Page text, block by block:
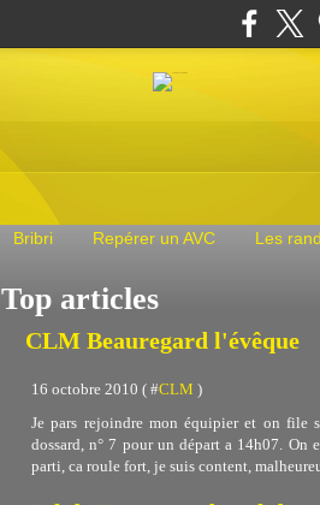
Bribri Repérer un AVC Les
Top articles
CLM Beauregard l'évêque
16 octobre 2010 ( #CLM )
Je pars rejoindre mon équipier et on file
dossard, n° 7 pour un départ a 14h07.
parti, ca roule fort, je suis content,